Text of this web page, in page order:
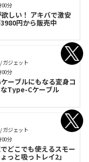
しい！ アキバで激安
円から販売中
00分
ガジェット
ーブルにもなる変身コ
Type-Cケーブル
00分
ガジェット
どこでも使えるスモー
っと吸っトレイ2」
00分